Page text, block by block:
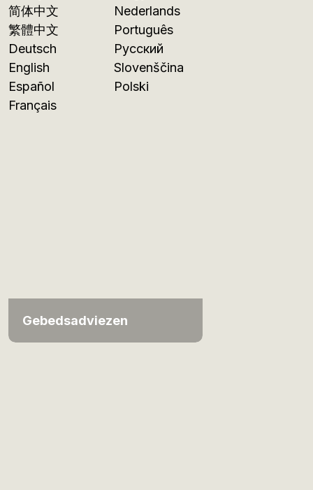
简体中文
繁體中文
Deutsch
English
Español
Français
Nederlands
Português
Русский
Slovenščina
Polski
Gebedsadviezen